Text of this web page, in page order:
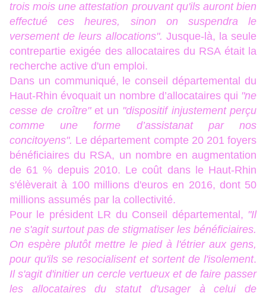
trois mois une attestation prouvant qu'ils auront bien
effectué ces heures, sinon on suspendra le
versement de leurs allocations". Jusque-là, la seule
contrepartie exigée des allocataires du RSA était la
recherche active d'un emploi.
Dans un communiqué, le conseil départemental du
Haut-Rhin évoquait un nombre d’allocataires qui "ne
cesse de croître" et un "dispositif injustement perçu
comme une forme d’assistanat par nos
concitoyens". Le département compte 20 201 foyers
bénéficiaires du RSA, un nombre en augmentation
de 61 % depuis 2010. Le coût dans le Haut-Rhin
s'élèverait à 100 millions d'euros en 2016, dont 50
millions assumés par la collectivité.
Pour le président LR du Conseil départemental, "Il
ne s'agit surtout pas de stigmatiser les bénéficiaires.
On espère plutôt mettre le pied à l'étrier aux gens,
pour qu'ils se resocialisent et sortent de l'isolement.
Il s'agit d'initier un cercle vertueux et de faire passer
les allocataires du statut d'usager à celui de